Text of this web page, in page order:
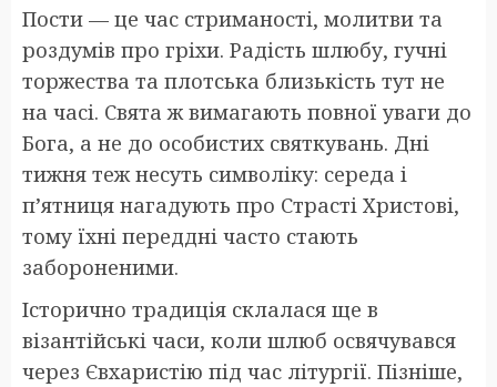
Пости — це час стриманості, молитви та
роздумів про гріхи. Радість шлюбу, гучні
торжества та плотська близькість тут не
на часі. Свята ж вимагають повної уваги до
Бога, а не до особистих святкувань. Дні
тижня теж несуть символіку: середа і
п’ятниця нагадують про Страсті Христові,
тому їхні переддні часто стають
забороненими.
Історично традиція склалася ще в
візантійські часи, коли шлюб освячувався
через Євхаристію під час літургії. Пізніше,